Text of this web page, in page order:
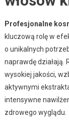
Profesjonalne
kluczową rolę w
o unikalnych
naprawdę działają.
wysokiej jakości,
aktywnymi
intensywne
zdrowego wyglądu.